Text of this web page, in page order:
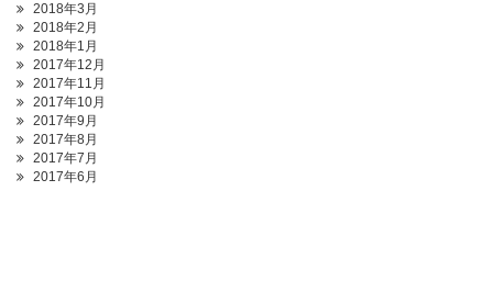
2018年3月
2018年2月
2018年1月
2017年12月
2017年11月
2017年10月
2017年9月
2017年8月
2017年7月
2017年6月